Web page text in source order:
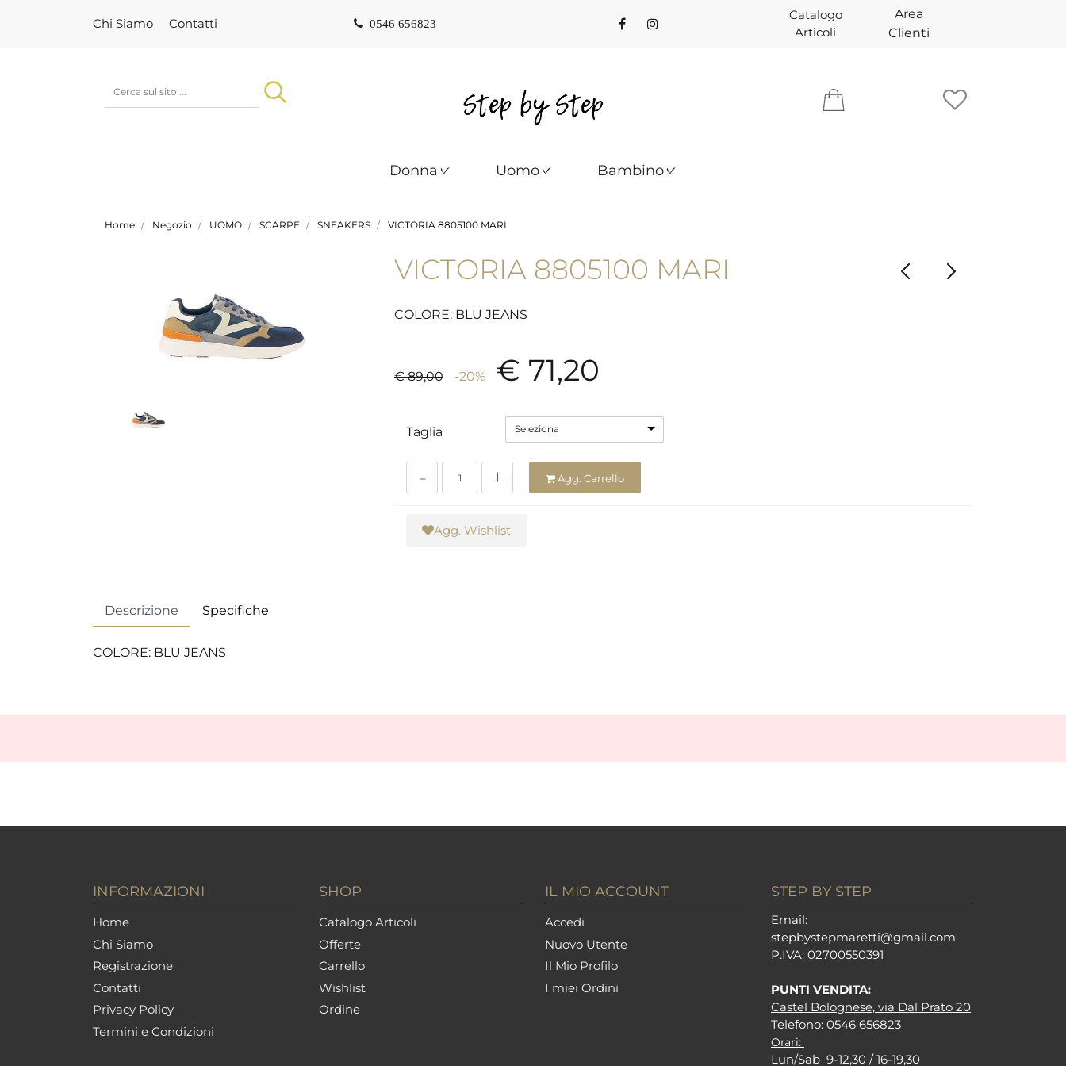
Chi Siamo Contatti 0546 656823
Catalogo
Articoli
Area
Clienti
Donna Uomo Bambino
Home Negozio UOMO SCARPE SNEAKERS VICTORIA 8805100 MARI
VICTORIA 8805100 MARI
COLORE: BLU JEANS
€ 89,00 -20% € 71,20
Taglia Seleziona
Agg. Carrello
Agg. Wishlist
Descrizione Specifiche
COLORE: BLU JEANS
INFORMAZIONI
Home
Chi Siamo
Registrazione
Contatti
Privacy Policy
Termini e Condizioni
SHOP
Catalogo Articoli
Offerte
Carrello
Wishlist
Ordine
IL MIO ACCOUNT
Accedi
Nuovo Utente
Il Mio Profilo
I miei Ordini
STEP BY STEP
Email:
stepbystepmaretti@gmail.com
P.IVA: 02700550391
PUNTI VENDITA:
Castel Bolognese, via Dal Prato 20
Telefono: 0546 656823
Orari:
Lun/Sab 9-12,30 / 16-19,30